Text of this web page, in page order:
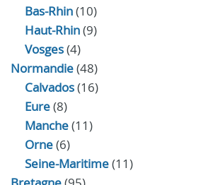
Bas-Rhin(10)
Haut-Rhin(9)
Vosges(4)
Normandie(48)
Calvados(16)
Eure(8)
Manche(11)
Orne(6)
Seine-Maritime(11)